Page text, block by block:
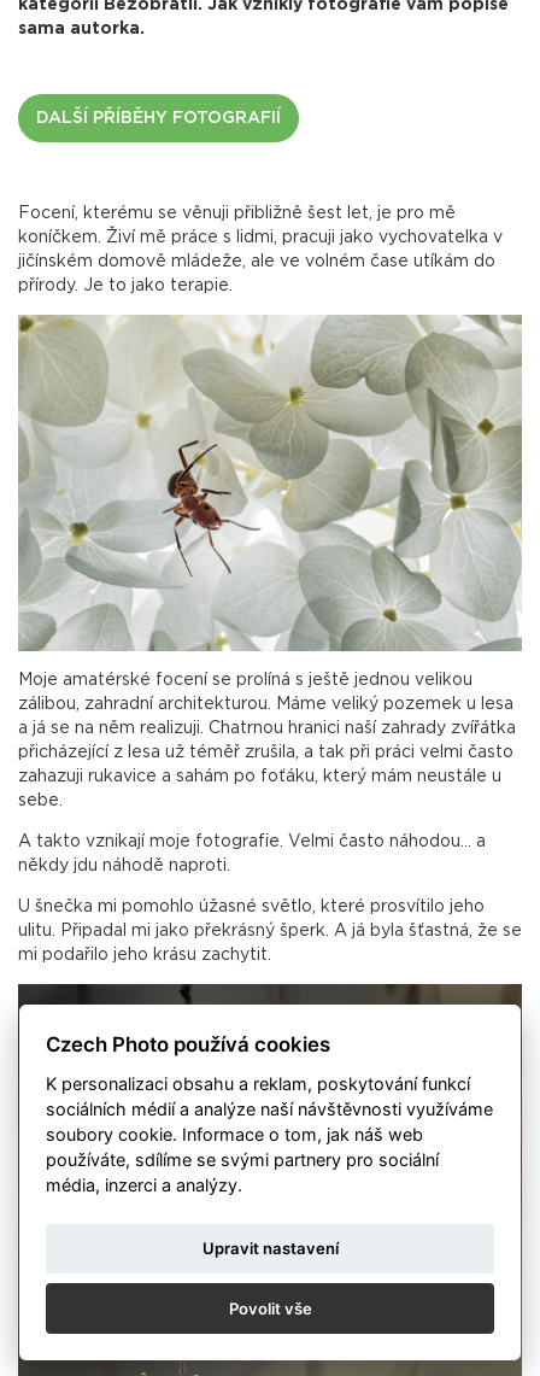
kategorii Bezobratlí. Jak vznikly fotografie vám popíše
sama autorka.
DALŠÍ PŘÍBĚHY FOTOGRAFIÍ
Focení, kterému se věnuji přibližně šest let, je pro mě
koníčkem. Živí mě práce s lidmi, pracuji jako vychovatelka v
jičínském domově mládeže, ale ve volném čase utíkám do
přírody. Je to jako terapie.
Moje amatérské focení se prolíná s ještě jednou velikou
zálibou, zahradní architekturou. Máme veliký pozemek u lesa
a já se na něm realizuji. Chatrnou hranici naší zahrady zvířátka
přicházející z lesa už téměř zrušila, a tak při práci velmi často
zahazuji rukavice a sahám po foťáku, který mám neustále u
sebe.
A takto vznikají moje fotografie. Velmi často náhodou… a
někdy jdu náhodě naproti.
U šnečka mi pomohlo úžasné světlo, které prosvítilo jeho
ulitu. Připadal mi jako překrásný šperk. A já byla šťastná, že se
mi podařilo jeho krásu zachytit.
Czech Photo používá cookies
K personalizaci obsahu a reklam, poskytování funkcí
sociálních médií a analýze naší návštěvnosti využíváme
soubory cookie. Informace o tom, jak náš web
používáte, sdílíme se svými partnery pro sociální
média, inzerci a analýzy.
Upravit nastavení
Povolit vše